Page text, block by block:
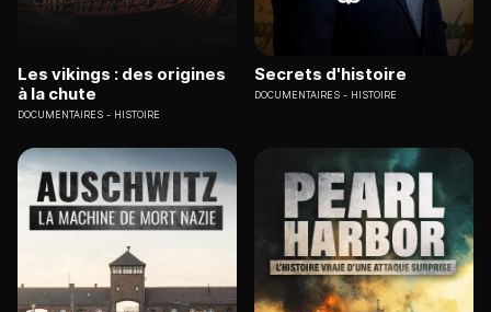
Les vikings : des origines
à la chute
DOCUMENTAIRES HISTOIRE
Secrets d'histoire
DOCUMENTAIRES HISTOIRE